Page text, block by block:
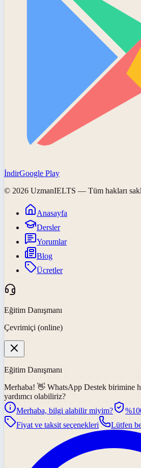
İndirGoogle Play
© 2026 UzmanIELTS — Tüm hakları
Anasayfa
Dersler
Yorumlar
Blog
Ücretler
Eğitim Danışmanı
Çevrimiçi (online)
Eğitim Danışmanı
Merhaba! 👋 WhatsApp Destek birimine
yardımcı olabiliriz?
Merhaba, bilgi alabilir miyim?
Fiyat ve taksit seçenekleri
Lütfen